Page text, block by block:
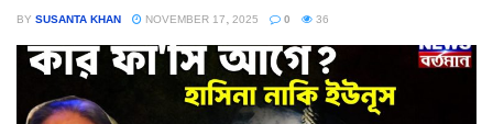
BY SUSANTA KHAN NOVEMBER 17, 2025 0 36